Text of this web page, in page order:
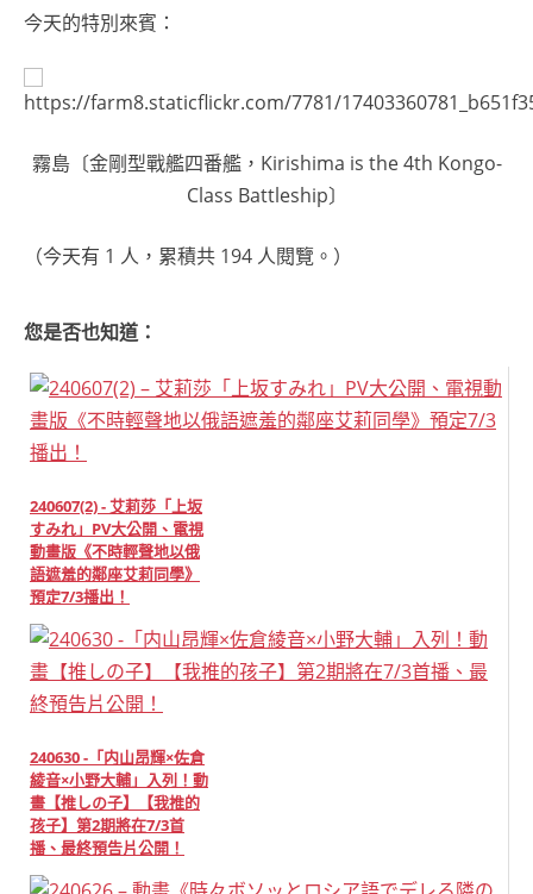
今天的特別來賓：
霧島〔金剛型戰艦四番艦，Kirishima is the 4th Kongo-
Class Battleship〕
（今天有 1 人，累積共 194 人閱覽。）
您是否也知道：
240607(2) - 艾莉莎「上坂
すみれ」PV大公開、電視
動畫版《不時輕聲地以俄
語遮羞的鄰座艾莉同學》
預定7/3播出！
240630 -「内山昂輝×佐倉
綾音×小野大輔」入列！動
畫【推しの子】【我推的
孩子】第2期將在7/3首
播、最終預告片公開！